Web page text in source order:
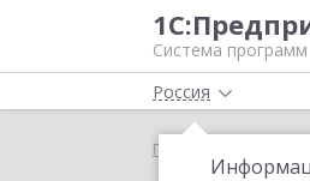
Система программ
Россия
Главная